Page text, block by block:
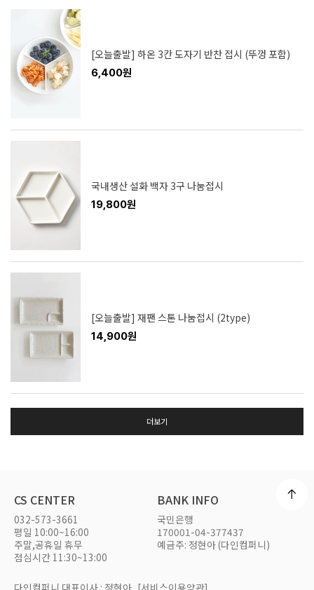
[오늘출발] 하온 3칸 도자기 반찬 접시 (뚜껑 포함)
6,400원
국내생산 설화 백자 3구 나눔접시
19,800원
[오늘출발] 재팬 스톤 나눔접시 (2type)
14,900원
더보기
CS CENTER
032-573-3661
평일 10:00~16:00
주말,공휴일 휴무
점심시간 11:30~13:00
BANK INFO
국민은행
170001-04-377437
예금주: 정현아 (다인컴퍼니)
다인컴퍼니 대표이사 : 정현아 [서비스이용약관]